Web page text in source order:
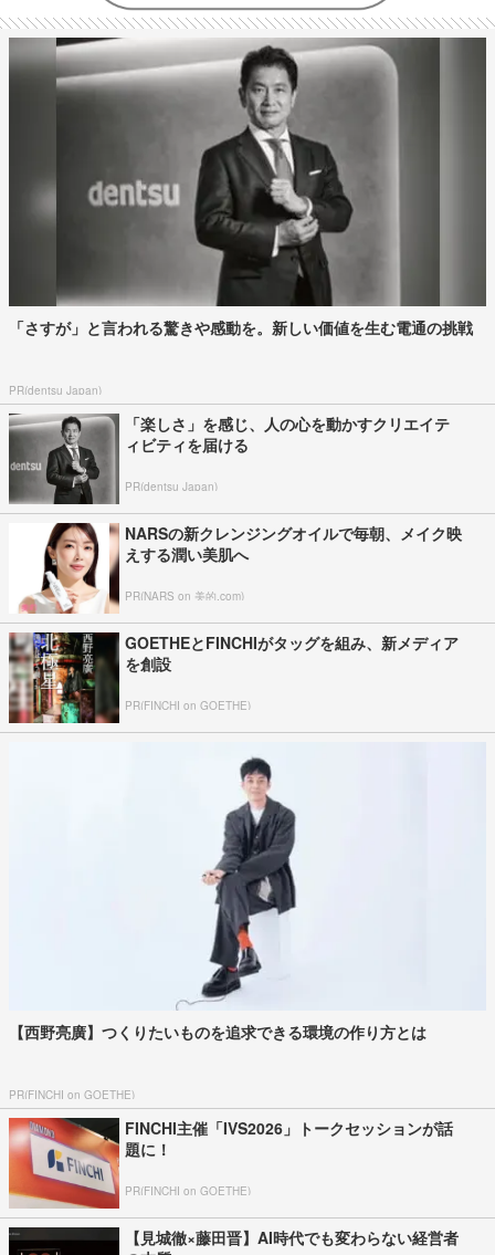
「さすが」と言われる驚きや感動を。新しい価値を生む電通の挑戦
PR(dentsu Japan)
「楽しさ」を感じ、人の心を動かすクリエイテ
ィビティを届ける
PR(dentsu Japan)
NARSの新クレンジングオイルで毎朝、メイク映
えする潤い美肌へ
PR(NARS on 美的.com)
GOETHEとFINCHIがタッグを組み、新メディア
を創設
PR(FINCHI on GOETHE)
【西野亮廣】つくりたいものを追求できる環境の作り方とは
PR(FINCHI on GOETHE)
FINCHI主催「IVS2026」トークセッションが話
題に！
PR(FINCHI on GOETHE)
【見城徹×藤田晋】AI時代でも変わらない経営者